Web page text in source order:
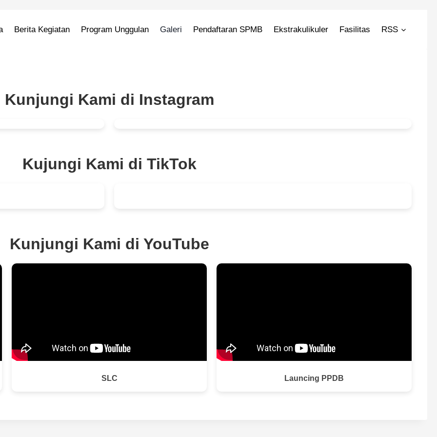
Berita Kegiatan Program Unggulan Galeri Pendaftaran SPMB Ekstrakulikuler Fasilitas RSS
Kunjungi Kami di Instagram
Kujungi Kami di TikTok
Kunjungi Kami di YouTube
SLC Launcing PPDB